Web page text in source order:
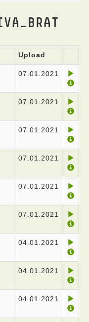
Upload
07.01.2021
07.01.2021
07.01.2021
07.01.2021
07.01.2021
07.01.2021
04.01.2021
04.01.2021
04.01.2021